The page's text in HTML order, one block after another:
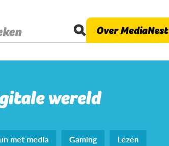
Over MediaNest
wereld
met media Gaming
Lezen